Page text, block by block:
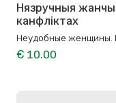
Нязручныя
канфліктах
Неудобные женщины.
€ 10.00